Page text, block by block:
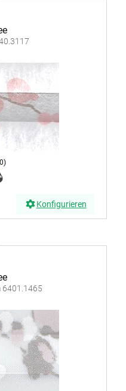
Konfigurieren
6401.1465